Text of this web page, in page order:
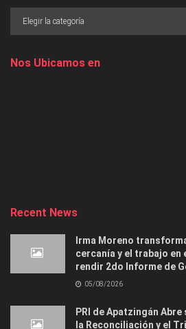
Nos Ubicamos en
Recent News
Irma Moreno
cercanía y el trabajo
rendir 2do Informe de
05/08/2026
PRI de Apatzingán
la Reconciliación y el